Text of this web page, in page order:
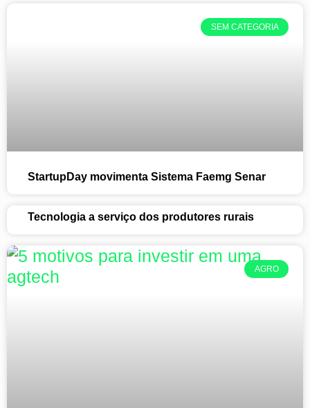
SEM CATEGORIA
StartupDay movimenta Sistema Faemg Senar
Tecnologia a serviço dos produtores rurais
AGRO